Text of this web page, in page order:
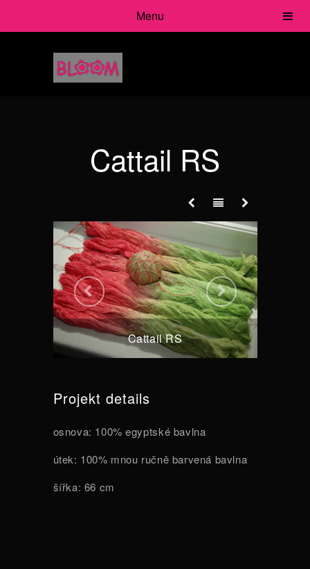
Menu
Cattail RS
Cattail RS
Projekt details
osnova: 100% egyptské bavlna
útek: 100% mnou ručně barvená bavlna
šířka: 66 cm